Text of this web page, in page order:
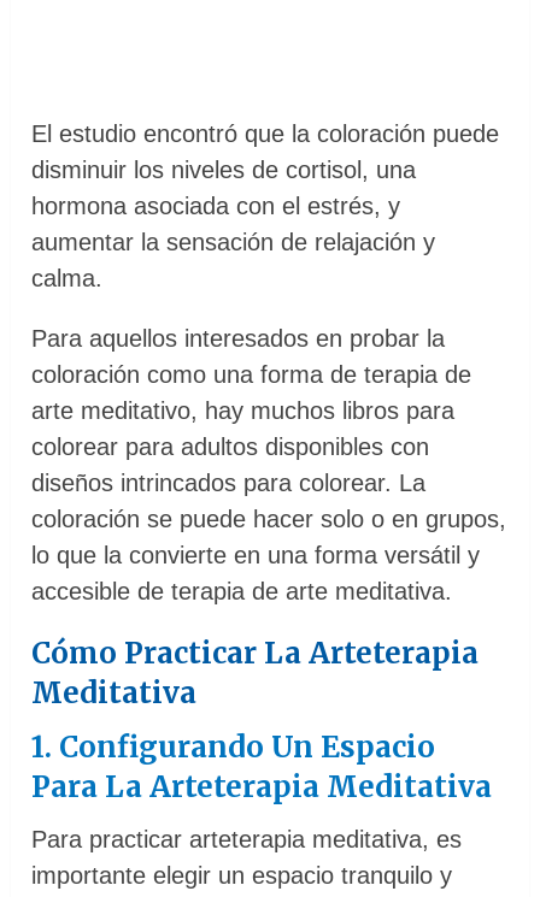
El estudio encontró que la coloración puede
disminuir los niveles de cortisol, una
hormona asociada con el estrés, y
aumentar la sensación de relajación y
calma.
Para aquellos interesados ​en probar la
coloración como una forma de terapia de
arte meditativo, hay muchos libros para
colorear para adultos disponibles con
diseños intrincados para colorear. La
coloración se puede hacer solo o en grupos,
lo que la convierte en una forma versátil y
accesible de terapia de arte meditativa.
Cómo Practicar La Arteterapia
Meditativa
1. Configurando Un Espacio
Para La Arteterapia Meditativa
Para practicar arteterapia meditativa, es
importante elegir un espacio tranquilo y